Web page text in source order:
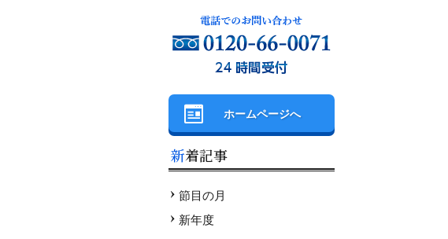
ホームページへ
新着記事
節目の月
新年度